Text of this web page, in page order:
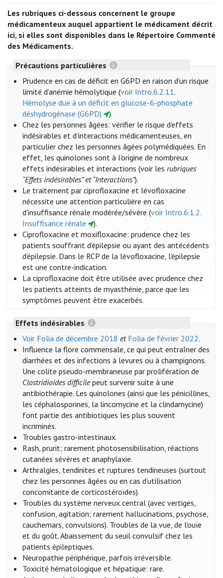
Les rubriques ci-dessous concernent le groupe
médicamenteux auquel appartient le médicament décrit
ici, si elles sont disponibles dans le Répertoire Commenté
des Médicaments.
Précautions particulières
Prudence en cas de déficit en G6PD en raison d’un risque
limité d’anémie hémolytique (voir Intro.6.2.11.
Hémolyse due à un déficit en glucose-6-phosphate
déshydrogénase (G6PD)
).
Chez les personnes âgées: vérifier le risque d’effets
indésirables et d’interactions médicamenteuses, en
particulier chez les personnes âgées polymédiquées. En
effet, les quinolones sont à l’origine de nombreux
effets indésirables et interactions (voir lesrubriques
“Effets indésirables” et “Interactions”).
Le traitement par ciprofloxacine et lévofloxacine
nécessite une attention particulière en cas
d'insuffisance rénale modérée/sévère (voir Intro.6.1.2.
Insuffisance rénale
).
Ciprofloxacine et moxifloxacine: prudence chez les
patients souffrant d’épilepsie ou ayant des antécédents
d’épilepsie. Dans le RCP de la lévofloxacine, l'épilepsie
est une contre-indication.
La ciprofloxacine doit être utilisée avec prudence chez
les patients atteints de myasthénie, parce que les
symptômes peuvent être exacerbés.
Effets indésirables
Voir Folia de décembre 2018 et Folia de février 2022.
Influence la flore commensale, ce qui peut entraîner des
diarrhées et des infections à levures ou à champignons.
Une colite pseudo-membraneuse par prolifération de
Clostridioides difficilepeut survenir suite à une
antibiothérapie. Les quinolones (ainsi que les pénicillines,
les céphalosporines, la lincomycine et la clindamycine)
font partie des antibiotiques les plus souvent
incriminés.
Troubles gastro-intestinaux.
Rash, prurit; rarement photosensibilisation, réactions
cutanées sévères et anaphylaxie.
Arthralgies, tendinites et ruptures tendineuses (surtout
chez les personnes âgées ou en cas d’utilisation
concomitante de corticostéroïdes).
Troubles du système nerveux central (avec vertiges,
confusion, agitation; rarement hallucinations, psychose,
cauchemars, convulsions). Troubles de la vue, de l’ouïe
et du goût. Abaissement du seuil convulsif chez les
patients épileptiques.
Neuropathie périphérique, parfois irréversible.
Toxicité hématologique et hépatique: rare.